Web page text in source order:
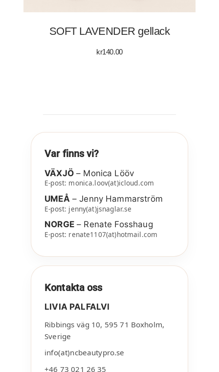
SOFT LAVENDER gellack
kr140.00
Var finns vi?
VÄXJÖ– Monica Lööv
E-post: monica.loov(at)icloud.com
UMEÅ – Jenny Hammarström
E-post: jenny(at)jsnaglar.se
NORGE– Renate Fosshaug
E-post: renate1107(at)hotmail.com
Kontakta oss
LIVIA PALFALVI
Ribbings väg 10, 595 71 Boxholm,
Sverige
info(at)ncbeautypro.se
+46 73 021 26 35